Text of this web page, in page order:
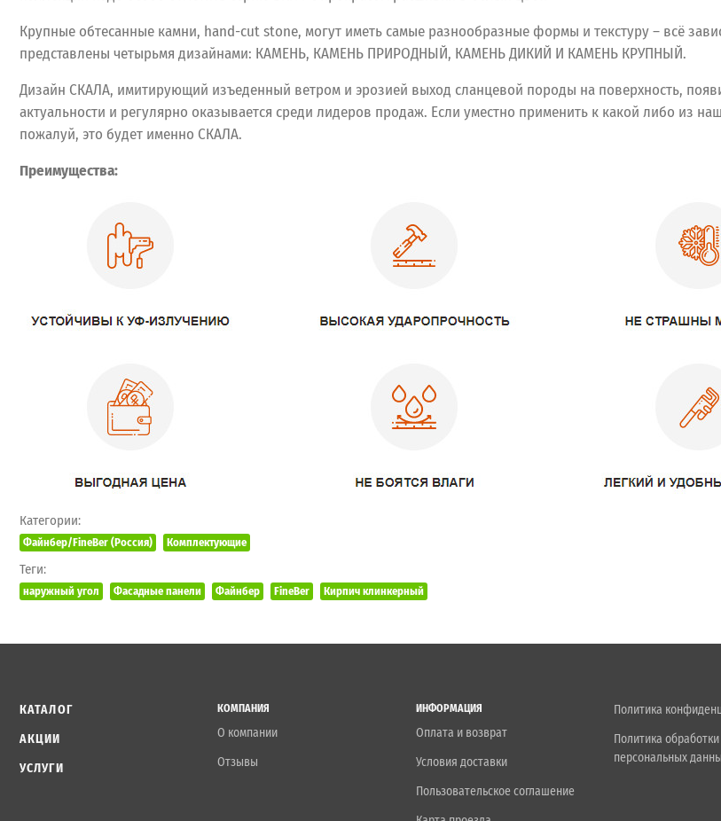
Крупные обтесанные камни, hand-cut stone, могут иметь самые разнообразные формы и текстуру – всё
представлены четырьмя дизайнами: КАМЕНЬ, КАМЕНЬ ПРИРОДНЫЙ, КАМЕНЬ ДИКИЙ И КАМЕНЬ КРУПНЫЙ.
Дизайн СКАЛА, имитирующий изъеденный ветром и эрозией выход сланцевой породы на поверхность,
актуальности и регулярно оказывается среди лидеров продаж. Если уместно применить к какой либо из
пожалуй, это будет именно СКАЛА.
Преимущества:
Категории:
Файнбер/FineBer (Россия) Комплектующие
Теги:
наружный угол Фасадные панели Файнбер FineBer Кирпич клинкерный
КАТАЛОГ
АКЦИИ
УСЛУГИ
КОМПАНИЯ
О компании
Отзывы
ИНФОРМАЦИЯ
Оплата и возврат
Условия доставки
Пользовательское соглашение
Политика
Политика обработки
персональных